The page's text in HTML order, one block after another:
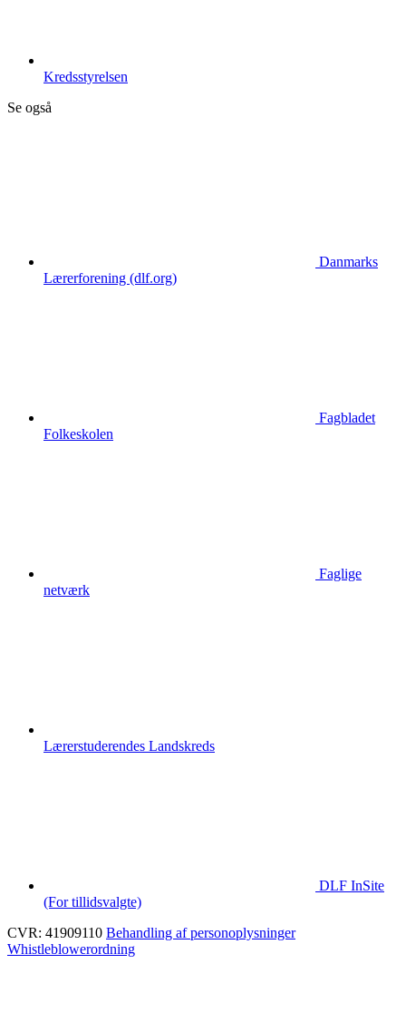
Kredsstyrelsen
Se også
Danmarks
Lærerforening (dlf.org)
Fagbladet
Folkeskolen
Faglige
netværk
Lærerstuderendes Landskreds
DLF InSite
(For tillidsvalgte)
CVR: 41909110 Behandling af personoplysninger
Whistleblowerordning